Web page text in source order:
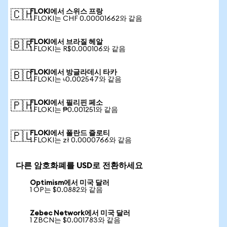
🇨🇭FLOKI에서 스위스 프랑
1 FLOKI는 CHF 0.00001662와 같음
🇧🇷FLOKI에서 브라질 헤알
1 FLOKI는 R$0.000106와 같음
🇧🇩FLOKI에서 방글라데시 타카
1 FLOKI는 ৳0.002547와 같음
🇵🇭FLOKI에서 필리핀 페소
1 FLOKI는 ₱0.001251와 같음
🇵🇱FLOKI에서 폴란드 즐로티
1 FLOKI는 zł 0.0000766와 같음
다른 암호화폐를 USD로 전환하세요
Optimism에서 미국 달러
1 OP는 $0.0882와 같음
Zebec Network에서 미국 달러
1 ZBCN는 $0.001783와 같음